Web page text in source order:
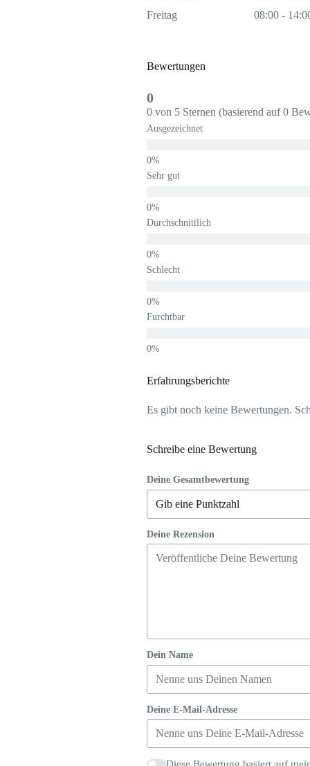
Freitag
08:00 -
Bewertungen
0
0 von 5 Sternen (basierend auf 0
Ausgezeichnet
Sehr gut
Durchschnittlich
Schlecht
Furchtbar
Erfahrungsberichte
Es gibt noch keine Bewertungen.
Schreibe eine Bewertung
Deine Gesamtbewertung
Deine Rezension
Dein Name
Deine E-Mail-Adresse